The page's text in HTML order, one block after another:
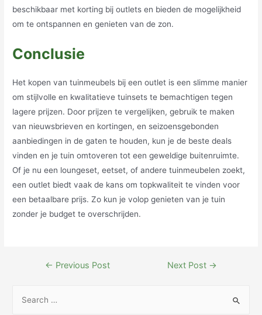
beschikbaar met korting bij outlets en bieden de mogelijkheid
om te ontspannen en genieten van de zon.
Conclusie
Het kopen van tuinmeubels bij een outlet is een slimme manier
om stijlvolle en kwalitatieve tuinsets te bemachtigen tegen
lagere prijzen. Door prijzen te vergelijken, gebruik te maken
van nieuwsbrieven en kortingen, en seizoensgebonden
aanbiedingen in de gaten te houden, kun je de beste deals
vinden en je tuin omtoveren tot een geweldige buitenruimte.
Of je nu een loungeset, eetset, of andere tuinmeubelen zoekt,
een outlet biedt vaak de kans om topkwaliteit te vinden voor
een betaalbare prijs. Zo kun je volop genieten van je tuin
zonder je budget te overschrijden.
Post← Previous Post Next Post →